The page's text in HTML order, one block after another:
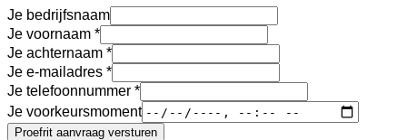
Je bedrijfsnaam
Je voornaam
Je achternaam
Je e-mailadres
Je telefoonnummer
Je voorkeursmoment
Proefrit aanvraag versturen